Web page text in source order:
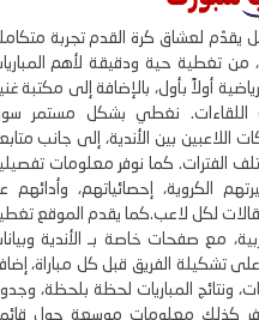
لعشاق كرة القدم تجربة
من تغطية حية ودقيقة لأهم
أولاً بأول، بالإضافة إلى مكتبة
اللقاءات. نغطي بشكل مستمر
اللاعبين بين الأندية، إلى جانب
الفترات. كما نوفر معلومات
الكروية، إحصائياتهم، وأدائهم
لكل لاعب.كما يقدم الموقع
مع صفحات خاصة بـ الأندية
تشكيلة الفريق قبل كل مباراة،
ونتائج المباريات لحظة بلحظة،
كذلك معلومات موسعة حول